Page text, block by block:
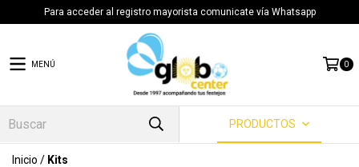
Para acceder al registro mayorista comunicate vía Whatsapp
MENÚ 0
PRODUCTOS
Inicio / Kits